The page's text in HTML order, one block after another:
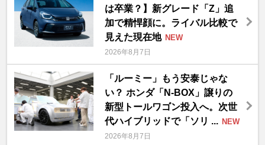
は卒業？】新グレード「Z」追
加で精悍顔に。ライバル比較で
見えた現在地 NEW
2026年8月7日
「ルーミー」もう安泰じゃな
い？ ホンダ「N-BOX」譲りの
新型トールワゴン投入へ。次世
代ハイブリッドで「ソリ ... NEW
2026年8月7日